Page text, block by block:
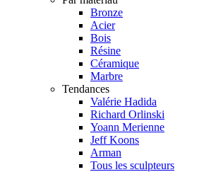
Bronze
Acier
Bois
Résine
Céramique
Marbre
Tendances
Valérie Hadida
Richard Orlinski
Yoann Merienne
Jeff Koons
Arman
Tous les sculpteurs